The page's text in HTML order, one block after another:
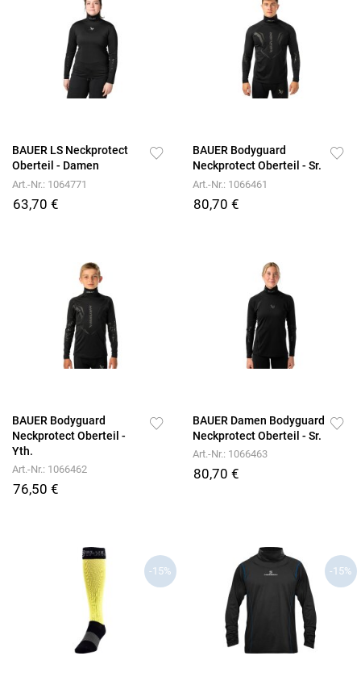
BAUER LS Neckprotect
Oberteil - Damen
Art.-Nr.: 1064771
63,70 €
BAUER Bodyguard
Neckprotect Oberteil - Sr.
Art.-Nr.: 1066461
80,70 €
BAUER Bodyguard
Neckprotect Oberteil -
Yth.
Art.-Nr.: 1066462
76,50 €
BAUER Damen Bodyguard
Neckprotect Oberteil - Sr.
Art.-Nr.: 1066463
80,70 €
-15% -15%